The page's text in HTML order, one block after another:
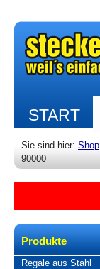
START
Sie sind hier: Shop
90000
Produkte
Regale aus Stahl